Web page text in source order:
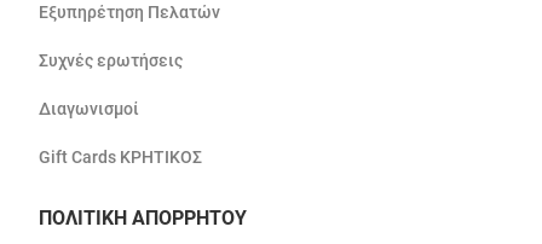
Εξυπηρέτηση Πελατών
Συχνές ερωτήσεις
Διαγωνισμοί
Gift Cards ΚΡΗΤΙΚΟΣ
ΠΟΛΙΤΙΚΗ ΑΠΟΡΡΗΤΟΥ